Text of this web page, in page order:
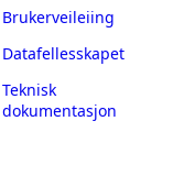
Brukerveileiing
Datafellesskapet
Teknisk
dokumentasjon